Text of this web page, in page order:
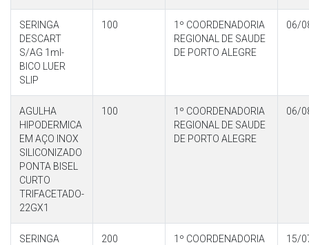
SERINGA
DESCART
S/AG 1ml-
BICO LUER
SLIP
100
1º COORDENADORIA
REGIONAL DE SAUDE
DE PORTO ALEGRE
06/
AGULHA
HIPODERMICA
EM AÇO INOX
SILICONIZADO
PONTA BISEL
CURTO
TRIFACETADO-
22GX1
100
1º COORDENADORIA
REGIONAL DE SAUDE
DE PORTO ALEGRE
06/
SERINGA
200
1º COORDENADORIA
15/